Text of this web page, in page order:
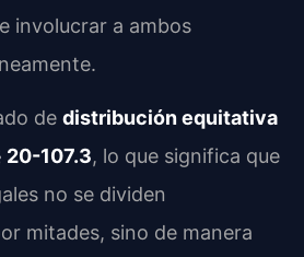
involucrar a ambos
de distribución equitativa
20-107.3, lo que significa que
no se dividen
mitades, sino de manera